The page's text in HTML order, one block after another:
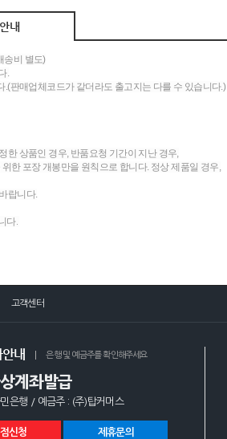
내
송비 별도)
.
판매업체코드가 같더라도 출고지는 다를 수 있습니다.)
한 상품인 경우, 반품요청 기간이 지난 경우,
한 포장 개봉만을 원칙으로 합니다. 정상 제품일 경우,
랍니다.
다.
고객센터
내 은행 및 예금주를 확인해주세요
계좌발급
은행 / 예금주 : (주)탑커머스
신청 제휴문의